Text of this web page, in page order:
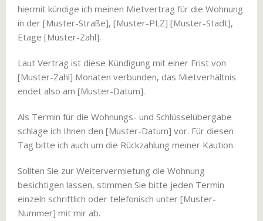
hiermit kündige ich meinen Mietvertrag für die Wohnung
in der [Muster-Straße], [Muster-PLZ] [Muster-Stadt],
Etage [Muster-Zahl].
Laut Vertrag ist diese Kündigung mit einer Frist von
[Muster-Zahl] Monaten verbunden, das Mietverhältnis
endet also am [Muster-Datum].
Als Termin für die Wohnungs- und Schlüsselübergabe
schlage ich Ihnen den [Muster-Datum] vor. Für diesen
Tag bitte ich auch um die Rückzahlung meiner Kaution.
Sollten Sie zur Weitervermietung die Wohnung
besichtigen lassen, stimmen Sie bitte jeden Termin
einzeln schriftlich oder telefonisch unter [Muster-
Nummer] mit mir ab.